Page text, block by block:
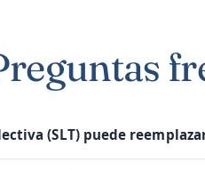
(SLT) puede